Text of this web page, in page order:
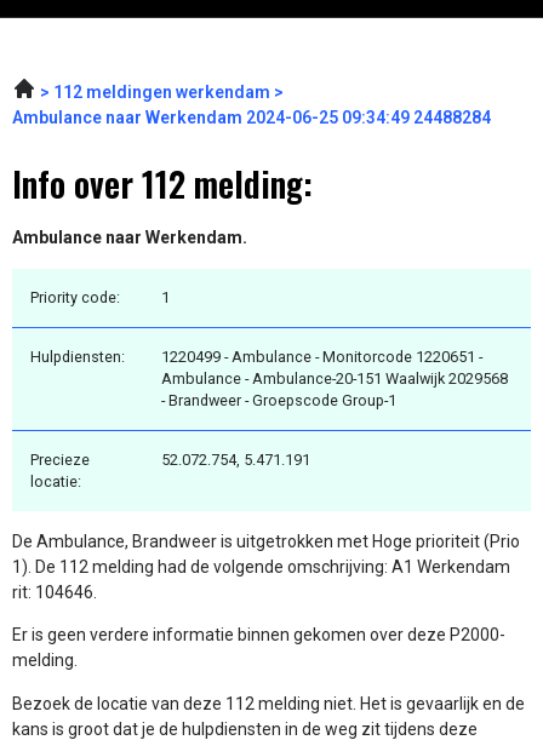
112 meldingen werkendam
Ambulance naar Werkendam 2024-06-25 09:34:49 24488284
Info over 112 melding:
Ambulance naar Werkendam.
Priority code: 1
Hulpdiensten:
1220499 - Ambulance - Monitorcode 1220651 -
Ambulance - Ambulance-20-151 Waalwijk 2029568
- Brandweer - Groepscode Group-1
Precieze
locatie:
52.072.754, 5.471.191
De Ambulance, Brandweer is uitgetrokken met Hoge prioriteit (Prio
1). De 112 melding had de volgende omschrijving: A1 Werkendam
rit: 104646.
Er is geen verdere informatie binnen gekomen over deze P2000-
melding.
Bezoek de locatie van deze 112 melding niet. Het is gevaarlijk en de
kans is groot dat je de hulpdiensten in de weg zit tijdens deze